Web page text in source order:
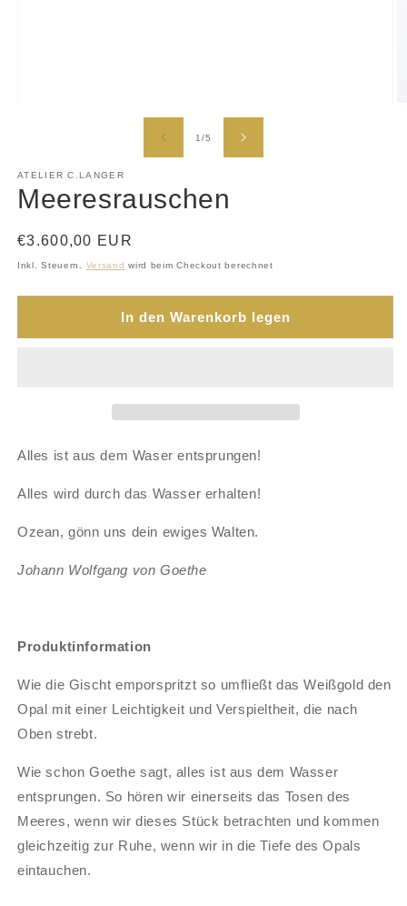
1/von
5
ATELIER C.LANGER
Meeresrauschen
Normaler
Preis
€3.600,00 EUR
Inkl. Steuern. Versand wird beim Checkout berechnet
In den Warenkorb legen
Alles ist aus dem Waser entsprungen!
Alles wird durch das Wasser erhalten!
Ozean, gönn uns dein ewiges Walten.
Johann Wolfgang von Goethe
Produktinformation
Wie die Gischt emporspritzt so umfließt das Weißgold den
Opal mit einer Leichtigkeit und Verspieltheit, die nach
Oben strebt.
Wie schon Goethe sagt, alles ist aus dem Wasser
entsprungen. So hören wir einerseits das Tosen des
Meeres, wenn wir dieses Stück betrachten und kommen
gleichzeitig zur Ruhe, wenn wir in die Tiefe des Opals
eintauchen.